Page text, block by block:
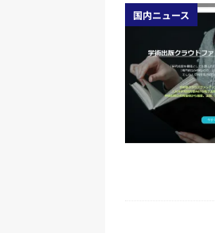
国内ニュース